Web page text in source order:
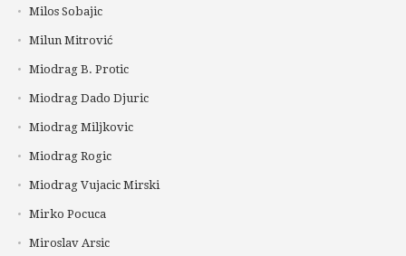
Milos Sobajic
Milun Mitrović
Miodrag B. Protic
Miodrag Dado Djuric
Miodrag Miljkovic
Miodrag Rogic
Miodrag Vujacic Mirski
Mirko Pocuca
Miroslav Arsic